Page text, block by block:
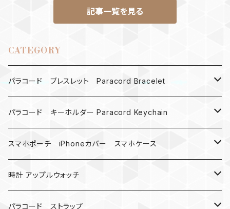
記事一覧を見る
CATEGORY
パラコード ブレスレット Paracord Bracelet
MAD MAX
バックル
バックル無し
シャックル
パラコード キーホルダー Paracord Keychain
ハロウィン
コンパス
ベルトループ
スマホポーチ iPhoneカバー スマホケース
楽天ミニ ケース
iPhone
時計 アップルウォッチ
カナビラウォッチ
パラコード ストラップ